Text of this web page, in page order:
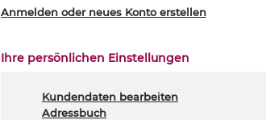
Anmelden oder neues Konto erstellen
Ihre persönlichen Einstellungen
Kundendaten bearbeiten
Adressbuch